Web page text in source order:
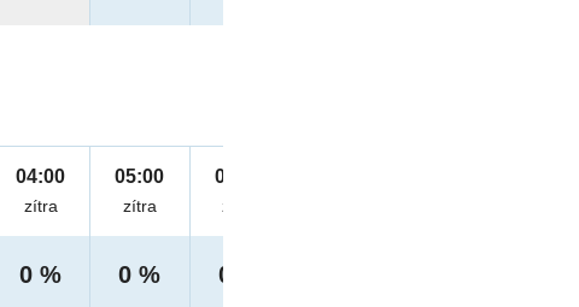
04:00
zítra
0 %
05:00
zítra
0 %
06:00
zítra
0 %